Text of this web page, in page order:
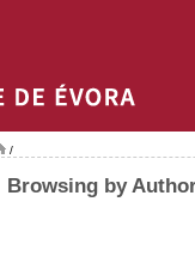
/
Browsing by